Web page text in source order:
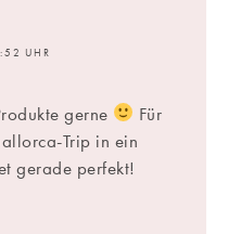
UHR
gerne
Für
Trip in ein
gerade perfekt!